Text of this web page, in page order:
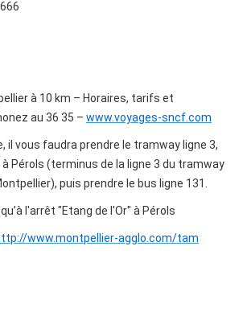
à 10 km – Horaires, tarifs et
au 36 35 – www.voyages-sncf.com
il vous faudra prendre le tramway ligne 3,
à Pérols (terminus de la ligne 3 du tramway
puis prendre le bus ligne 131.
l'arrêt "Etang de l'Or" à Pérols
www.montpellier-agglo.com/tam